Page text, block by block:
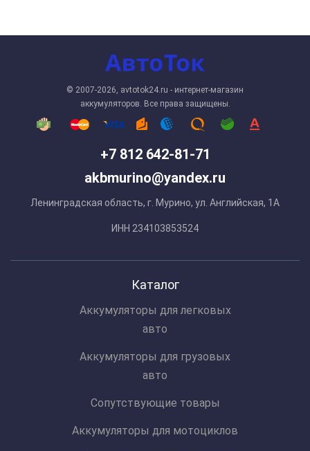
+7 812 642-81-71
akbmurino@yandex.ru
Ленинградская область, г. Мурино, ул. Английская, 1А
ИНН 234103853524
© 2007-2026, avtotok24.ru - интернет-магазин
аккумуляторов. Все права защищены.
Каталог
Аккумуляторы для легковых
авто
Аккумуляторы для грузовых
авто
Сопутствующие товары
Аккумуляторы для мотоциклов